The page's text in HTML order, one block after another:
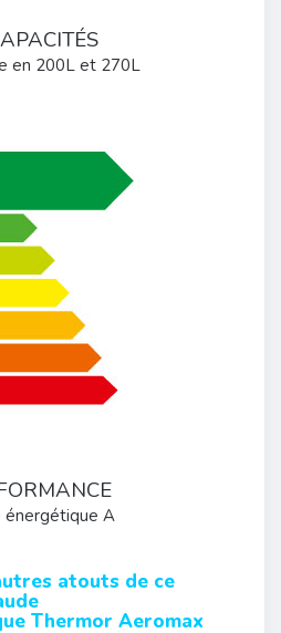
en 200L et 270L
énergétique A
atouts de ce
Thermor Aeromax